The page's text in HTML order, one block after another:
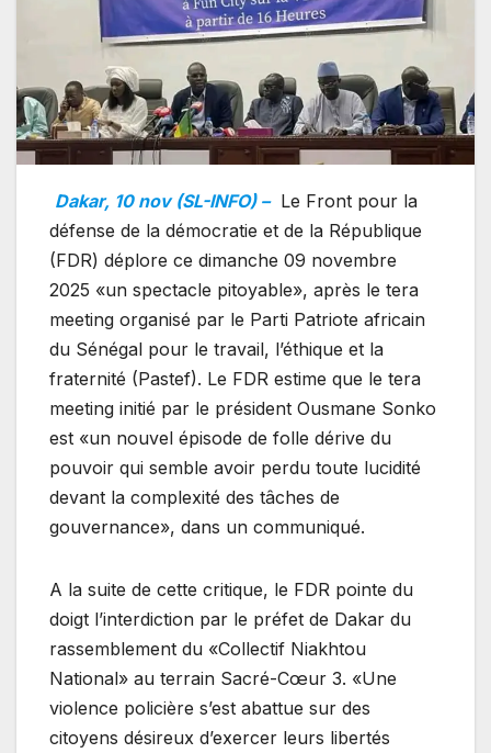
Dakar, 10 nov (SL-INFO) – Le Front pour la
défense de la démocratie et de la République
(FDR) déplore ce dimanche 09 novembre
2025 «un spectacle pitoyable», après le tera
meeting organisé par le Parti Patriote africain
du Sénégal pour le travail, l’éthique et la
fraternité (Pastef). Le FDR estime que le tera
meeting initié par le président Ousmane Sonko
est «un nouvel épisode de folle dérive du
pouvoir qui semble avoir perdu toute lucidité
devant la complexité des tâches de
gouvernance», dans un communiqué.
A la suite de cette critique, le FDR pointe du
doigt l’interdiction par le préfet de Dakar du
rassemblement du «Collectif Niakhtou
National» au terrain Sacré-Cœur 3. «Une
violence policière s’est abattue sur des
citoyens désireux d’exercer leurs libertés